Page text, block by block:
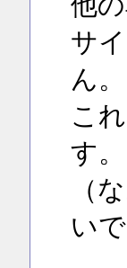
サ
ん。
こ
す。
（
い